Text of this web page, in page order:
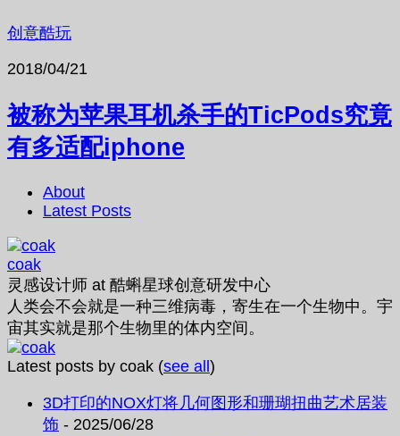
创意酷玩
2018/04/21
被称为苹果耳机杀手的TicPods究竟
有多适配iphone
About
Latest Posts
coak
灵感设计师 at 酷蝌星球创意研发中心
人类会不会就是一种三维病毒，寄生在一个生物中。宇
宙其实就是那个生物里的体内空间。
Latest posts by coak (see all )
3D打印的NOX灯将几何图形和珊瑚扭曲艺术居装
饰 - 2025/06/28